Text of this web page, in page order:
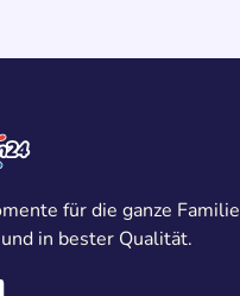
für die ganze Familie
in bester Qualität.